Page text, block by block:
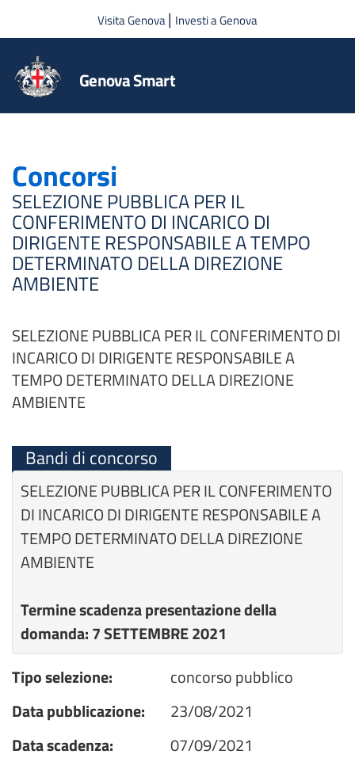
Salta al contenuto principale
Visita Genova| Investi a Genova
Genova Smart
Concorsi
SELEZIONE PUBBLICA PER IL
CONFERIMENTO DI INCARICO DI
DIRIGENTE RESPONSABILE A TEMPO
DETERMINATO DELLA DIREZIONE
AMBIENTE
SELEZIONE PUBBLICA PER IL CONFERIMENTO DI
INCARICO DI DIRIGENTE RESPONSABILE A
TEMPO DETERMINATO DELLA DIREZIONE
AMBIENTE
Bandi di concorso
SELEZIONE PUBBLICA PER IL CONFERIMENTO
DI INCARICO DI DIRIGENTE RESPONSABILE A
TEMPO DETERMINATO DELLA DIREZIONE
AMBIENTE
Termine scadenza presentazione della
domanda: 7 SETTEMBRE 2021
Tipo selezione:
concorso pubblico
Data pubblicazione:
23/08/2021
Data scadenza:
07/09/2021